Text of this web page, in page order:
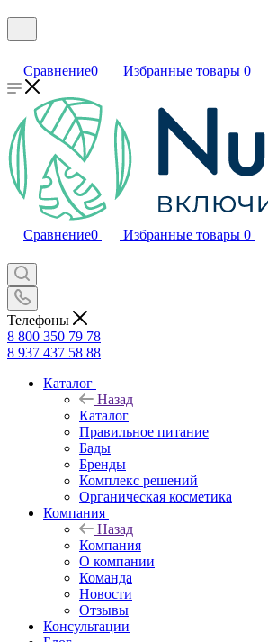
Сравнение0 Избранные товары 0
Сравнение0 Избранные товары 0
Телефоны
8 800 350 79 78
8 937 437 58 88
Каталог
Назад
Каталог
Правильное питание
Бады
Бренды
Комплекс решений
Органическая косметика
Компания
Назад
Компания
О компании
Команда
Новости
Отзывы
Консультации